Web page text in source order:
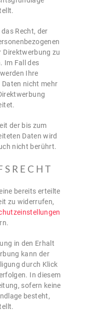
Recht, der
Direktwerbung zu
Im Fall des
Ihre
Daten nicht mehr
der bis zum
Daten wird
nicht berührt.
bereits erteilte
zu widerrufen,
in den Erhalt
kann der
durch Klick
In diesem
sofern keine
besteht,